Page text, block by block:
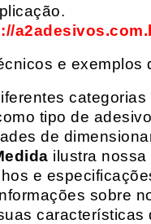
e
tipo de
de
ilustra
e
sobre